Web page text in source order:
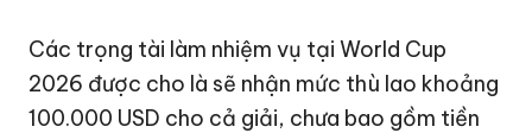
Các trọng tài làm nhiệm vụ tạiWorld Cup
2026 được cho là sẽ nhận mức thù lao khoảng
100.000 USD cho cả giải, chưa bao gồm tiền